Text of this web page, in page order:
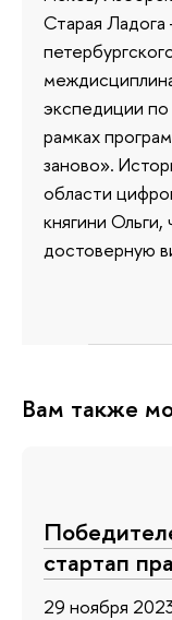
Старая
экспедиции
рамках
заново».
области
княгини
достоверную
Вам также
стартап
29 ноября